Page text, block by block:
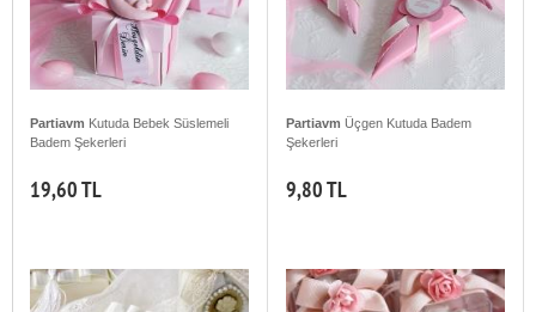
Partiavm Kutuda Bebek Süslemeli
Badem Şekerleri
19,60 TL
Partiavm Üçgen Kutuda Badem
Şekerleri
9,80 TL